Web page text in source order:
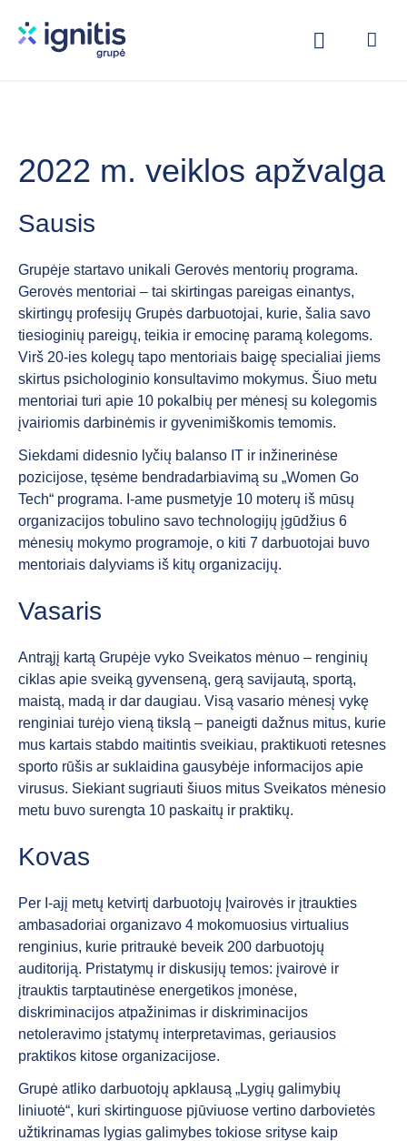
2022 m. veiklos apžvalga
Sausis
Grupėje startavo unikali Gerovės mentorių programa.
Gerovės mentoriai – tai skirtingas pareigas einantys,
skirtingų profesijų Grupės darbuotojai, kurie, šalia savo
tiesioginių pareigų, teikia ir emocinę paramą kolegoms.
Virš 20-ies kolegų tapo mentoriais baigę specialiai jiems
skirtus psichologinio konsultavimo mokymus. Šiuo metu
mentoriai turi apie 10 pokalbių per mėnesį su kolegomis
įvairiomis darbinėmis ir gyvenimiškomis temomis.
Siekdami didesnio lyčių balanso IT ir inžinerinėse
pozicijose, tęsėme bendradarbiavimą su „Women Go
Tech“ programa. I-ame pusmetyje 10 moterų iš mūsų
organizacijos tobulino savo technologijų įgūdžius 6
mėnesių mokymo programoje, o kiti 7 darbuotojai buvo
mentoriais dalyviams iš kitų organizacijų.
Vasaris
Antrąjį kartą Grupėje vyko Sveikatos mėnuo – renginių
ciklas apie sveiką gyvenseną, gerą savijautą, sportą,
maistą, madą ir dar daugiau. Visą vasario mėnesį vykę
renginiai turėjo vieną tikslą – paneigti dažnus mitus, kurie
mus kartais stabdo maitintis sveikiau, praktikuoti retesnes
sporto rūšis ar suklaidina gausybėje informacijos apie
virusus. Siekiant sugriauti šiuos mitus Sveikatos mėnesio
metu buvo surengta 10 paskaitų ir praktikų.
Kovas
Per I-ajį metų ketvirtį darbuotojų Įvairovės ir įtraukties
ambasadoriai organizavo 4 mokomuosius virtualius
renginius, kurie pritraukė beveik 200 darbuotojų
auditoriją. Pristatymų ir diskusijų temos: įvairovė ir
įtrauktis tarptautinėse energetikos įmonėse,
diskriminacijos atpažinimas ir diskriminacijos
netoleravimo įstatymų interpretavimas, geriausios
praktikos kitose organizacijose.
Grupė atliko darbuotojų apklausą „Lygių galimybių
liniuotė“, kuri skirtinguose pjūviuose vertino darbovietės
užtikrinamas lygias galimybes tokiose srityse kaip